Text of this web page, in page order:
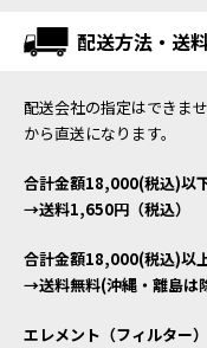
配送方法・送
配送会社の指定はできま
から直送になります。
合計金額18,000(税込)以
→送料1,650円（税込）
合計金額18,000(税込)以
→送料無料(沖縄・離島は
エレメント（フィルター